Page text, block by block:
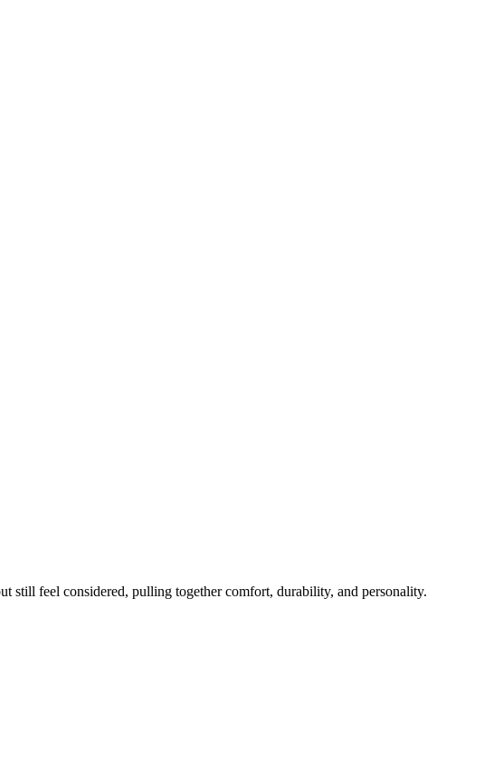
still feel considered, pulling together comfort, durability, and personality.